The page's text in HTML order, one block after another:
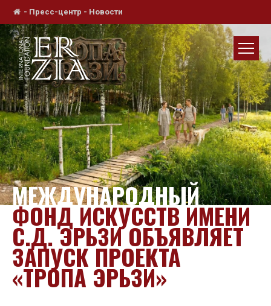
- Пресс-центр - Новости
МЕЖДУНАРОДНЫЙ
ФОНД ИСКУССТВ ИМЕНИ
С.Д. ЭРЬЗИ ОБЪЯВЛЯЕТ
ЗАПУСК ПРОЕКТА
«ТРОПА ЭРЬЗИ»